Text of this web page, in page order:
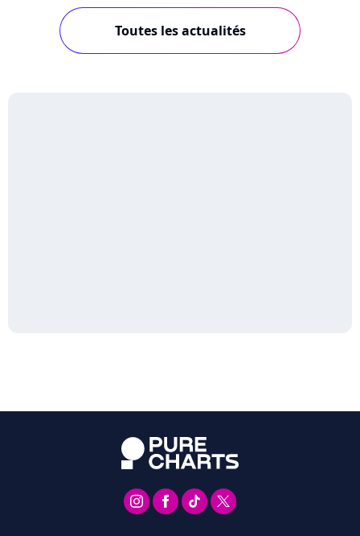
Toutes les actualités